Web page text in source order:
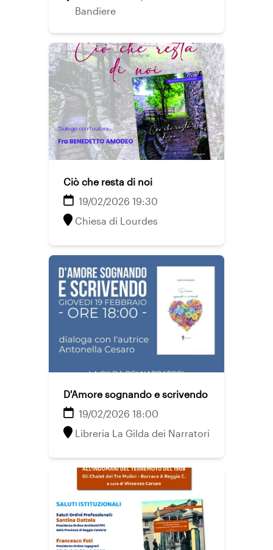
Bandiere
Ciò che resta di noi
19/02/2026 19:30
Chiesa di Lourdes
D'Amore sognando e scrivendo
19/02/2026 18:00
Libreria La Gilda dei Narratori